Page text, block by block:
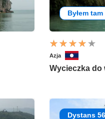
Byłem tam
Azja
Wycieczka do
Dystans